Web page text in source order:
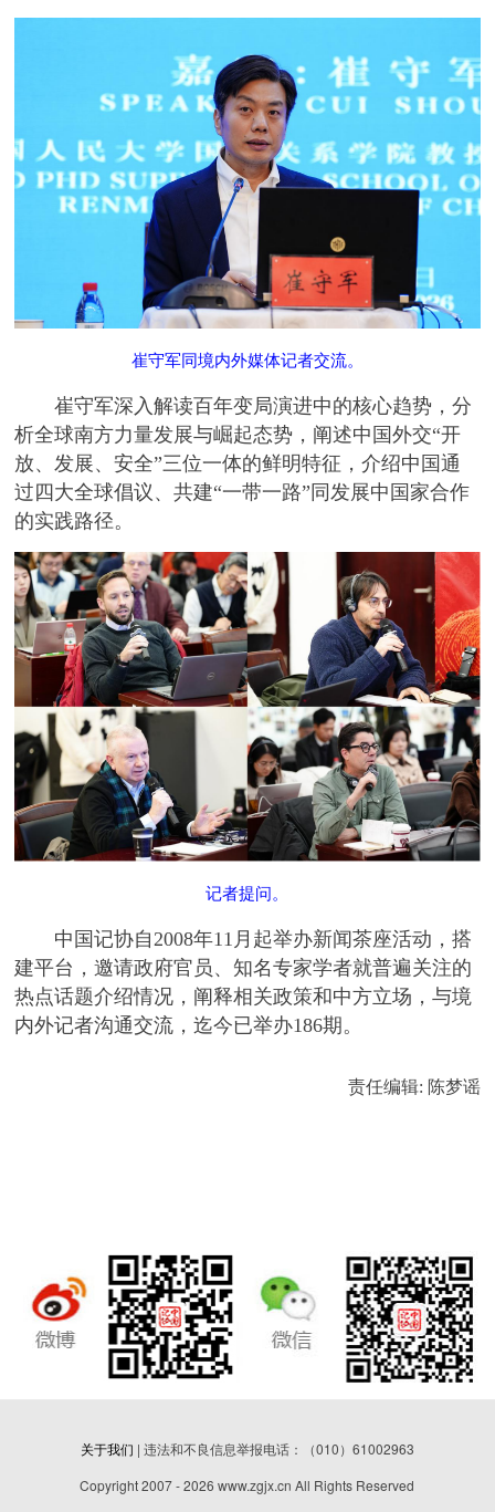
崔守军同境内外媒体记者交流。
崔守军深入解读百年变局演进中的核心趋势，分
析全球南方力量发展与崛起态势，阐述中国外交“开
放、发展、安全”三位一体的鲜明特征，介绍中国通
过四大全球倡议、共建“一带一路”同发展中国家合作
的实践路径。
记者提问。
中国记协自2008年11月起举办新闻茶座活动，搭
建平台，邀请政府官员、知名专家学者就普遍关注的
热点话题介绍情况，阐释相关政策和中方立场，与境
内外记者沟通交流，迄今已举办186期。
责任编辑: 陈梦谣
关于我们 | 违法和不良信息举报电话：（010）61002963
Copyright 2007 - 2026 www.zgjx.cn All Rights Reserved